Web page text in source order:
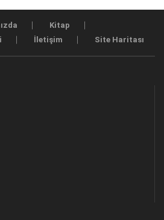
Kitap
İletişim Site Haritası